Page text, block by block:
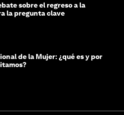
sobre el regreso a la
la pregunta clave
de la Mujer: ¿qué es y por